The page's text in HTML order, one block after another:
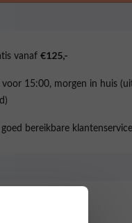
vanaf€125,-
voor 15:00, morgen in huis
bereikbare